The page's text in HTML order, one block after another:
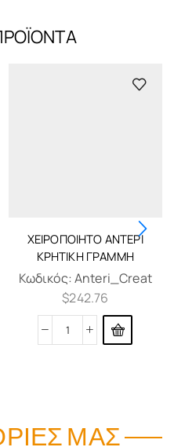
ΧΕΙΡΟΠΟΙΉΤΟ ΑΝΤΕΡΊ
ΚΡΗΤΙΚΉ ΓΡΑΜΜΉ
Κωδικός:Anteri_Creat
$242.76
ΜΑΣ